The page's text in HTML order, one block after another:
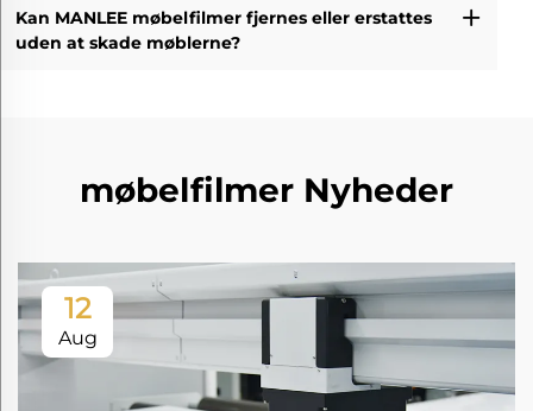
Kan MANLEE møbelfilmer fjernes eller erstattes
uden at skade møblerne?
møbelfilmer Nyheder
12
Aug